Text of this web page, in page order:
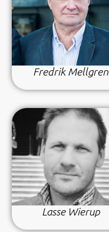
Fredrik Mellgren
Lasse Wierup